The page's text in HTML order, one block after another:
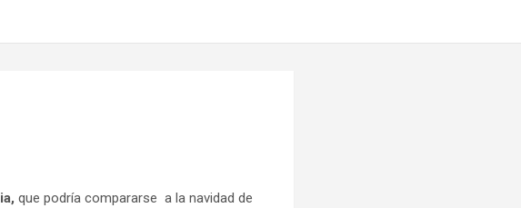
que podría compararse a la navidad de